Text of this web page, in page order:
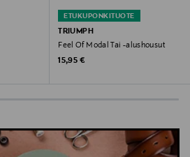
ETUKUPONKITUOTE
TRIUMPH
Feel Of Modal Tai -alushousut
Original Price
15,95 €